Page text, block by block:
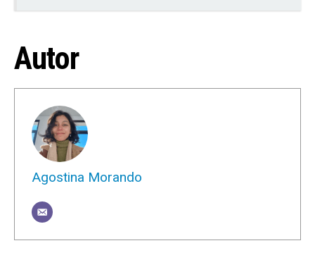
Autor
Agostina Morando